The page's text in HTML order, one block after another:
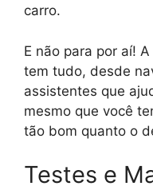
carro.
E não para por aí!
tem tudo, desde
assistentes que
mesmo que você
tão bom quanto o
Testes e